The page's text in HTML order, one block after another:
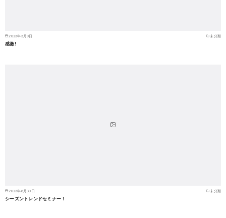
2013年3月9日 未分類
感激!
2013年8月30日 未分類
シーズントレンドセミナー！